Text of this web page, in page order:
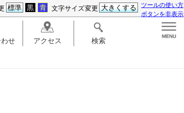
ツールの使い方
ボタンを非表示
文字サイズ変更 大きくする
標準 黒 青
せ アクセス 検索